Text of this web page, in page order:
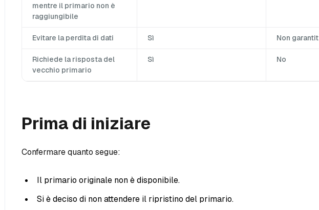
mentre il primario non è
raggiungibile
Evitare la perdita di dati Sì Non
Richiede la risposta del
vecchio primario
Sì No
Prima di iniziare
Confermare quanto segue:
Il primario originale non è disponibile.
Si è deciso di non attendere il ripristino del primario.